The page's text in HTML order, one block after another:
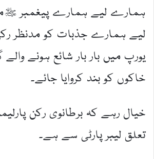
ہمارے لیے ہمارے پیغمبر
لیے ہمارے جذبات کو مدنظر
یورپ میں بار بار شائع ہونے والے
خاکوں کو بند کروایا جائے۔
خیال رہے کہ برطانوی رکن
تعلق لیبر پارٹی سے ہے۔